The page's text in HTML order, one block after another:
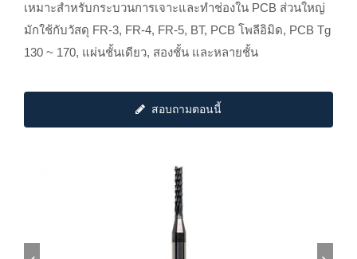
เหมาะสำหรับกระบวนการเจาะและทำช่องใน PCB ส่วนใหญ่
มักใช้กับวัสดุ FR-3, FR-4, FR-5, BT, PCB โพลีอิมิด, PCB Tg
130 ~ 170, แผ่นชั้นเดียว, สองชั้น และหลายชั้น
สอบถามตอนนี้